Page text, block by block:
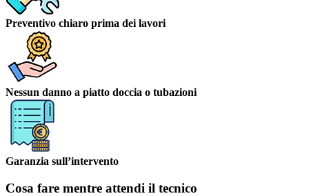
Preventivo chiaro prima dei lavori
Nessun danno a piatto doccia o tubazioni
Garanzia sull’intervento
Cosa fare mentre attendi il tecnico